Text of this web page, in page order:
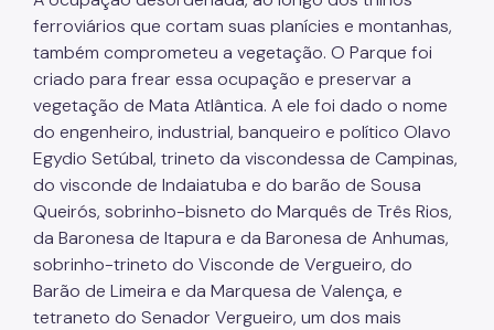
ferroviários que cortam suas planícies e montanhas,
também comprometeu a vegetação. O Parque foi
criado para frear essa ocupação e preservar a
vegetação de Mata Atlântica. A ele foi dado o nome
do engenheiro, industrial, banqueiro e político Olavo
Egydio Setúbal, trineto da viscondessa de Campinas,
do visconde de Indaiatuba e do barão de Sousa
Queirós, sobrinho-bisneto do Marquês de Três Rios,
da Baronesa de Itapura e da Baronesa de Anhumas,
sobrinho-trineto do Visconde de Vergueiro, do
Barão de Limeira e da Marquesa de Valença, e
tetraneto do Senador Vergueiro, um dos mais